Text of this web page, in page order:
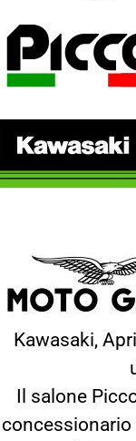
Kawasaki,
Il salone
concessionario